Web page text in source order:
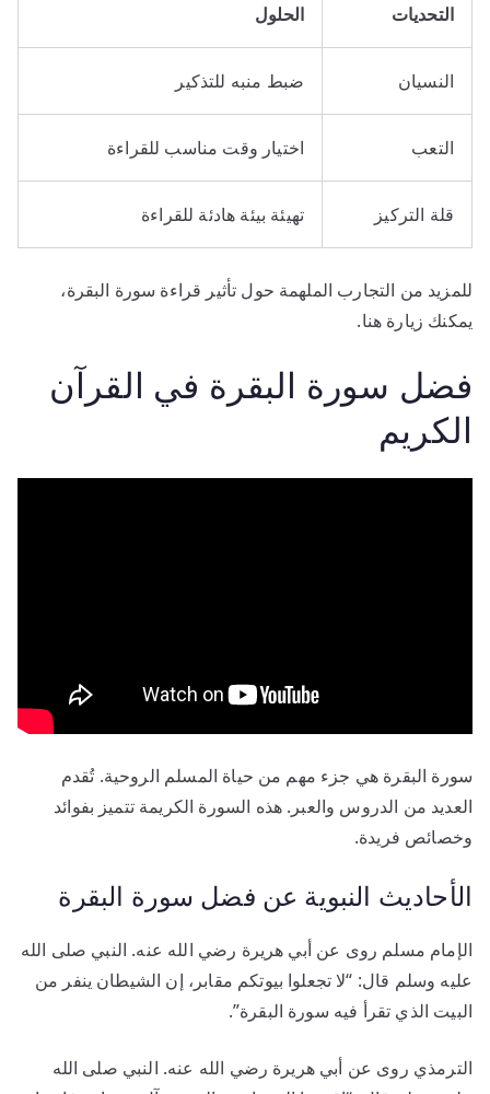
التحديات الحلول
النسيان ضبط منبه للتذكير
التعب اختيار وقت مناسب للقراءة
قلة التركيز تهيئة بيئة هادئة للقراءة
للمزيد من التجارب الملهمة حول تأثير قراءة سورة البقرة،
يمكنك زيارة هنا.
فضل سورة البقرة في القرآن
الكريم
سورة البقرة هي جزء مهم من حياة المسلم الروحية. تُقدم
العديد من الدروس والعبر. هذه السورة الكريمة تتميز بفوائد
وخصائص فريدة.
الأحاديث النبوية عن فضل سورة البقرة
الإمام مسلم روى عن أبي هريرة رضي الله عنه. النبي صلى الله
عليه وسلم قال: “لا تجعلوا بيوتكم مقابر، إن الشيطان ينفر من
البيت الذي تقرأ فيه سورة البقرة”.
الترمذي روى عن أبي هريرة رضي الله عنه. النبي صلى الله